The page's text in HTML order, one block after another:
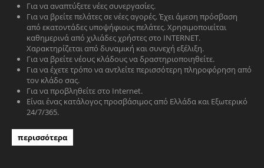
Για να αναπτύξετε νέες συνεργασίες.
Για να βρείτε πελάτες σε νέες αγορές. Έχει άμεση πρόσβαση
από εκατοντάδες υποψήφιους πελάτες. Χρησιμοποιείται
καθημερινά από χιλιάδες χρήστες στο INTERNET.
Χαρακτηρίζεται από δυναμική και συνεχή εξέλιξη.
Για να βρείτε νέους κλάδους να δραστηριοποιηθείτε.
Για να έχετε τρόπο να αντλείτε περισσότερη πληροφόρηση από
τον κλάδο σας.
Για να προβληθείτε στο Internet.
Είναι ένας κατάλογος προσβάσιμος από Ελλάδα και Εξωτερικό
24/7/365.
περισσότερα